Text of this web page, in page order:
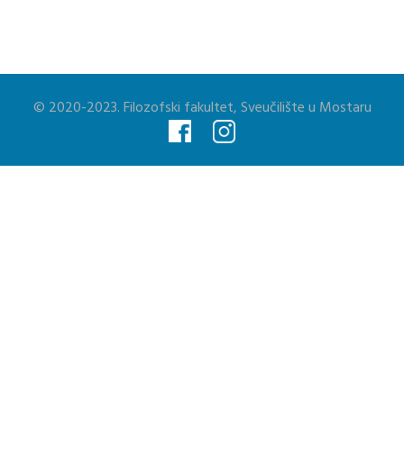
© 2020-2023. Filozofski fakultet, Sveučilište u Mostaru